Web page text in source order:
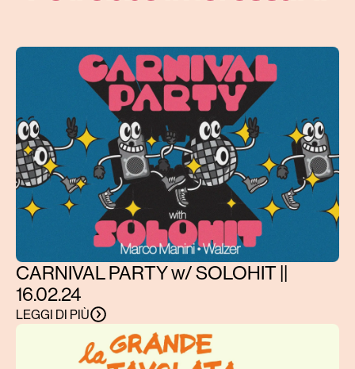
CARNIVAL PARTY w/ SOLOHIT ||
16.02.24
LEGGI DI PIÙ